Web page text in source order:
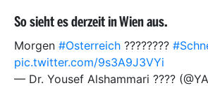
So sieht es derzeit in Wien aus.
Morgen #Osterreich ????????
pic.twitter.com/9s3A9J3VYi
— Dr. Yousef Alshammari ????